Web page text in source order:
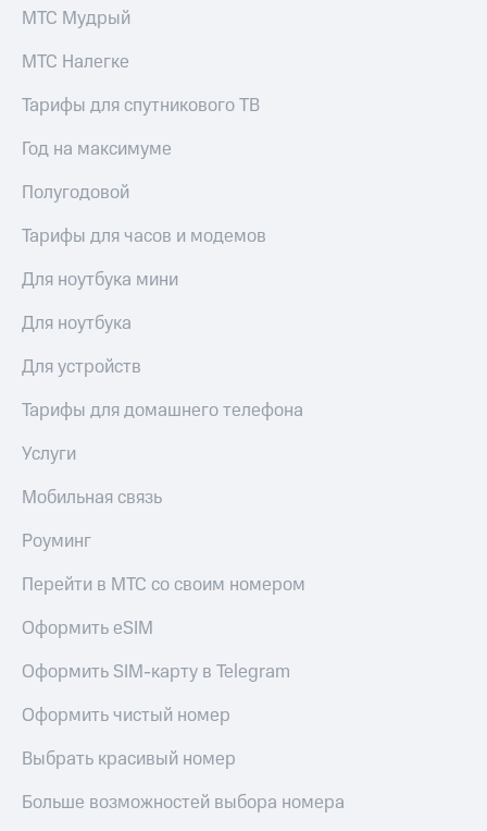
МТС Мудрый
МТС Налегке
Тарифы для спутникового ТВ
Год на максимуме
Полугодовой
Тарифы для часов и модемов
Для ноутбука мини
Для ноутбука
Для устройств
Тарифы для домашнего телефона
Услуги
Мобильная связь
Роуминг
Перейти в МТС со своим номером
Оформить eSIM
Оформить SIM-карту в Telegram
Оформить чистый номер
Выбрать красивый номер
Больше возможностей выбора номера